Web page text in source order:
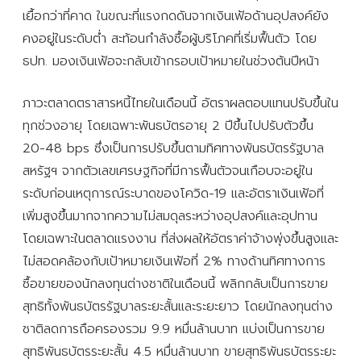
เยื้อกว่าที่คาด ในขณะที่แรงกดดันจากเงินเฟ้อด้านอุปสงค์ยัง
คงอยู่ในระดับต่ำ สะท้อนกำลังซื้อผู้บริโภคที่เริ่มฟื้นตัว โดย
ธปท. มองเงินเฟ้อจะกลับเข้ากรอบเป้าหมายในช่วงต้นปีหน้า
ภาวะตลาดตราสารหนี้ไทยในเดือนนี้ อัตราผลตอบแทนปรับขึ้นใน
ทุกช่วงอายุ โดยเฉพาะพันธบัตรอายุ 2 ปีขึ้นไปปรับตัวขึ้น
20-48 bps ซึ่งเป็นการปรับขึ้นตามทิศทางพันธบัตรรัฐบาล
สหรัฐฯ จากตัวเลขเศรษฐกิจที่มีการฟื้นตัวจนเกือบจะอยู่ใน
ระดับก่อนเหตุการณ์ระบาดของโควิด-19 และอัตราเงินเฟ้อที่
เพิ่มสูงขึ้นมากจากความไม่สมดุลระหว่างอุปสงค์และอุปทาน
โดยเฉพาะในตลาดแรงงาน ที่ส่งผลให้อัตราค่าจ้างพุ่งขึ้นสูงและ
ไม่สอดคล้องกับเป้าหมายเงินเฟ้อที่ 2% ทางด้านทิศทางการ
ซื้อขายของนักลงทุนต่างชาติในเดือนนี้ พลิกกลับเป็นการขาย
สุทธิทั้งพันธบัตรรัฐบาลระยะสั้นและระยะยาว โดยนักลงทุนต่าง
ชาติลดการถือครองรวม 9.9 หมื่นล้านบาท แบ่งเป็นการขาย
สุทธิพันธบัตรระยะสั้น 4.5 หมื่นล้านบาท ขายสุทธิพันธบัตรระยะ